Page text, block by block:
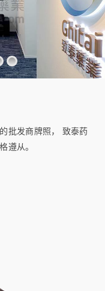
批发商牌照， 致泰药
遵从。